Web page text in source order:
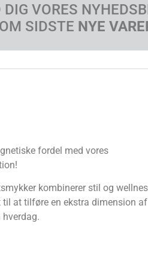
VORES
SIDSTE NYE
fordel med vores
kombinerer stil og
til at tilføre en ekstra dimension af